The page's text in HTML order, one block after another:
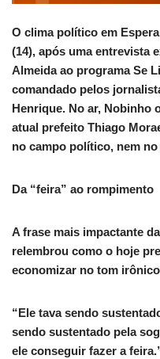
O clima político em
(14), após uma entrevista
Almeida ao programa Se
comandado pelos
Henrique. No ar, Nobinho
atual prefeito Thiago
no campo político, nem
Da “feira” ao rompimento
A frase mais impactante
relembrou como o hoje
economizar no tom
“Ele tava sendo
sendo sustentado pela
ele conseguir fazer a